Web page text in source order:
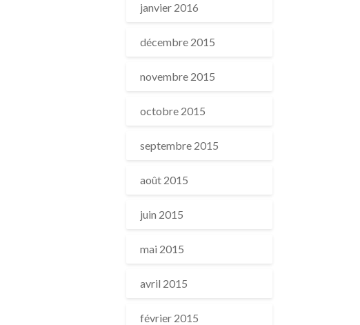
janvier 2016
décembre 2015
novembre 2015
octobre 2015
septembre 2015
août 2015
juin 2015
mai 2015
avril 2015
février 2015